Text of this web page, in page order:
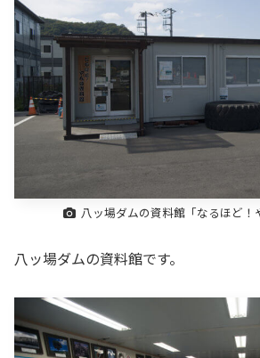
八ッ場ダムの資料館「なるほど！
八ッ場ダムの資料館です。